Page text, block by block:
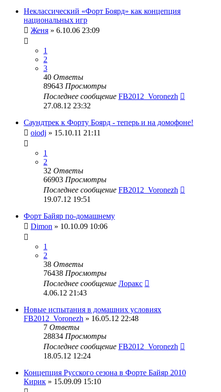
Неклассический «Форт Боярд» как концепция
национальных игр
Женя » 6.10.06 23:09
1
2
3
40 Ответы
89643 Просмотры
Последнее сообщение FB2012_Voronezh
27.08.12 23:32
Саундтрек к Форту Боярд - теперь и на домофоне!
oiodj » 15.10.11 21:11
1
2
32 Ответы
66903 Просмотры
Последнее сообщение FB2012_Voronezh
19.07.12 19:51
Форт Байяр по-домашнему
Dimon » 10.10.09 10:06
1
2
38 Ответы
76438 Просмотры
Последнее сообщение Лоракс
4.06.12 21:43
Новые испытания в домашних условиях
FB2012_Voronezh » 16.05.12 22:48
7 Ответы
28834 Просмотры
Последнее сообщение FB2012_Voronezh
18.05.12 12:24
Концепция Русского сезона в Форте Байяр 2010
Кирик » 15.09.09 15:10